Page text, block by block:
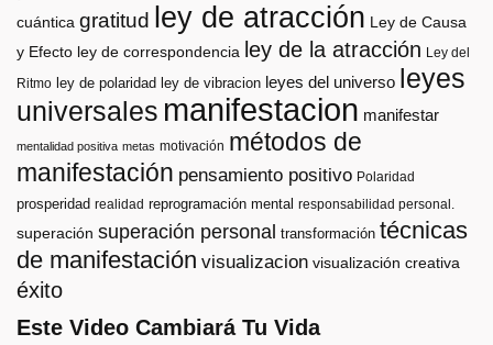
cuántica gratitud ley de atracción Ley de Causa
y Efecto ley de correspondencia ley de la atracción Ley del
Ritmo ley de polaridad ley de vibracion leyes del universo
leyes
universales manifestacion manifestar
mentalidad positiva metas motivación métodos de
manifestación pensamiento positivo Polaridad
prosperidad realidad reprogramación mental responsabilidad personal.
superación superación personal transformación técnicas
de manifestación visualizacion visualización creativa
éxito
Este Video Cambiará Tu Vida